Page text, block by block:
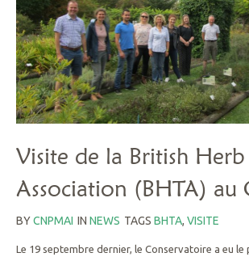
Visite de la British Herb
Association (BHTA) au
BYCNPMAI IN NEWS TAGS BHTA, VISITE
Le 19 septembre dernier, le Conservatoire a eu